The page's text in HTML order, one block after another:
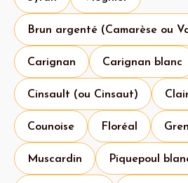
Brun argenté (Camarèse ou
Carignan Carignan blanc
Cinsault (ou Cinsaut)
Counoise Floréal
Muscardin Piquepoul